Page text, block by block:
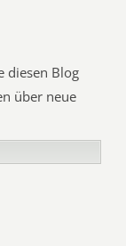
diesen Blog
über neue